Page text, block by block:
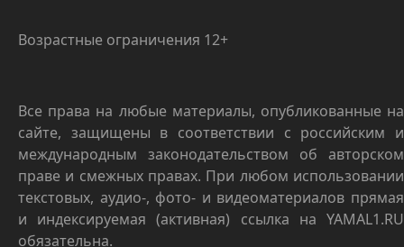
Возрастные ограничения 12+
Все права на любые материалы, опубликованные на
сайте, защищены в соответствии с российским и
международным законодательством об авторском
праве и смежных правах. При любом использовании
текстовых, аудио-, фото- и видеоматериалов прямая
и индексируемая (активная) ссылка на YAMAL1.RU
обязательна.